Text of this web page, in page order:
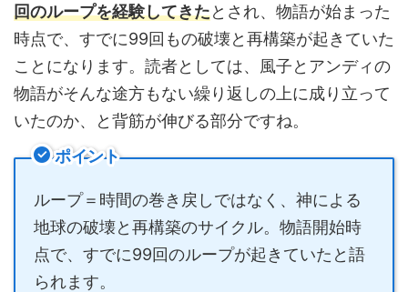
回のループを経験してきたとされ、物語が始まった
時点で、すでに99回もの破壊と再構築が起きていた
ことになります。読者としては、風子とアンディの
物語がそんな途方もない繰り返しの上に成り立って
いたのか、と背筋が伸びる部分ですね。
ポイント
ループ＝時間の巻き戻しではなく、神による
地球の破壊と再構築のサイクル。物語開始時
点で、すでに99回のループが起きていたと語
られます。